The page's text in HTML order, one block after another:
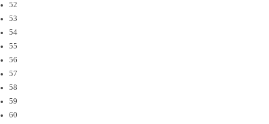
52
53
54
55
56
57
58
59
60